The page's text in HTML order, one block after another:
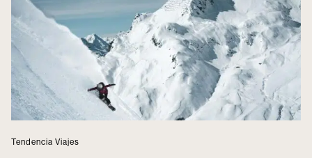
Tendencia Viajes